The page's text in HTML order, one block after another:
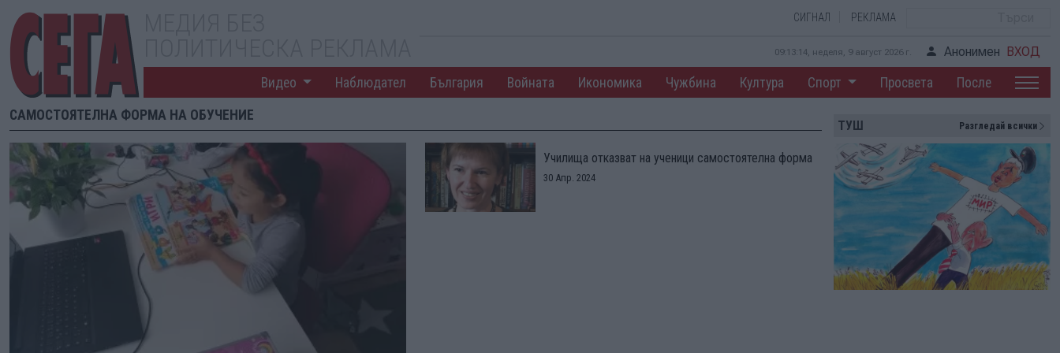
СИГНАЛ РЕКЛАМА
09:13:15, неделя, 9 август 2026 г. Анонимен ВХОД
Видео Наблюдател България Войната Икономика Чужбина Култура Спорт Просвета После
САМОСТОЯТЕЛНА ФОРМА НА ОБУЧЕНИЕ
Училища отказват на ученици самостоятелна форма
30 Апр. 2024
ТУШ Разгледай всички